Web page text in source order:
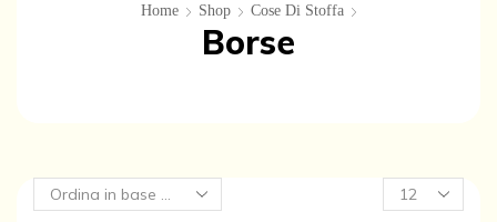
Home Shop Cose Di Stoffa
Borse
Products
per